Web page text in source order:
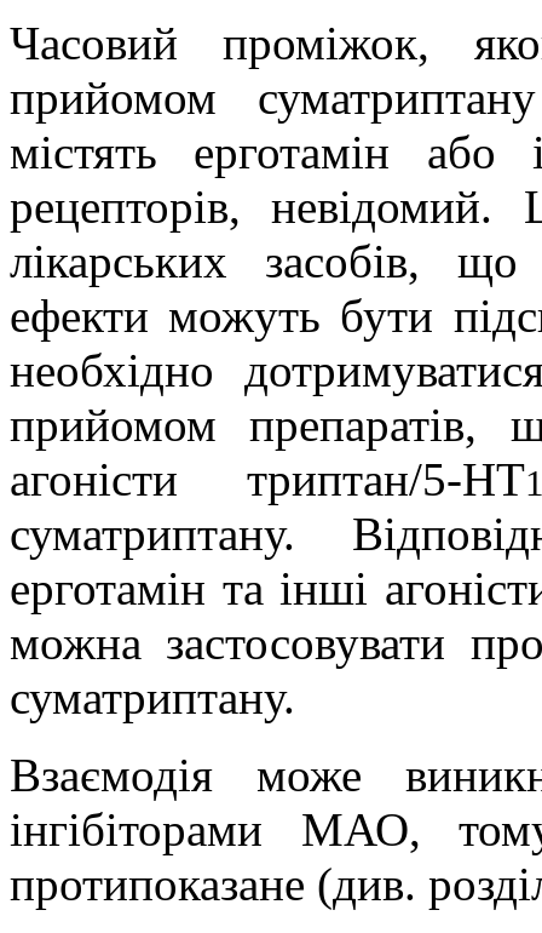
Часовий проміжок,
прийомом суматриптану
містять ерготамін
рецепторів,
лікарських засобів,
ефекти можуть бути
необхідно
прийомом препаратів,
агоністи триптан/5-HT
суматриптану.
ерготамін та інші
можна застосовувати
суматриптану.
Взаємодія може
інгібіторами МАО,
протипоказане (див.